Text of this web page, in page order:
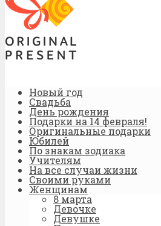
Новый год
Свадьба
День рождения
Подарки на 14 февраля!
Оригинальные подарки
Юбилей
По знакам зодиака
Учителям
На все случаи жизни
Своими руками
Женщинам
8 марта
Девочке
Девушке